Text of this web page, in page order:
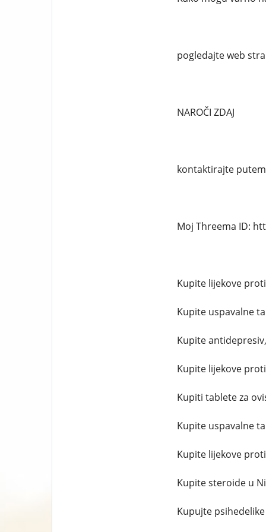
pogledajte web
NAROČI ZDAJ
kontaktirajte
Moj Threema ID:
Kupite lijekove
Kupite uspavalne
Kupite antidepresiv,
Kupite lijekove
Kupiti tablete za
Kupite uspavalne
Kupite lijekove
Kupite steroide u
Kupujte